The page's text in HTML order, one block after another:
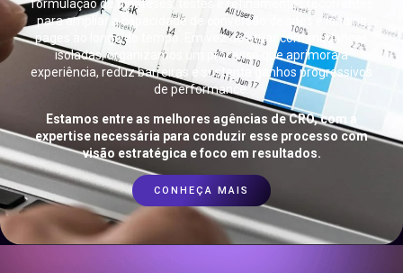
formulação de hipóteses, testes e refinamentos recorrentes
para ampliar a capacidade de conversão de sites e landing
pages ao longo do tempo. Em vez de atuar com mudanças
isoladas, organizamos um processo que aprimora a
experiência, reduz barreiras e sustenta ganhos progressivos
de performance.
Estamos entre as melhores agências de CRO, com a
expertise necessária para conduzir esse processo com
visão estratégica e foco em resultados.
CONHEÇA MAIS